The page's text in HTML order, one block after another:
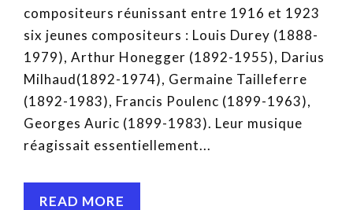
compositeurs réunissant entre 1916 et 1923
six jeunes compositeurs : Louis Durey (1888-
1979), Arthur Honegger (1892-1955), Darius
Milhaud(1892-1974), Germaine Tailleferre
(1892-1983), Francis Poulenc (1899-1963),
Georges Auric (1899-1983). Leur musique
réagissait essentiellement...
READ MORE